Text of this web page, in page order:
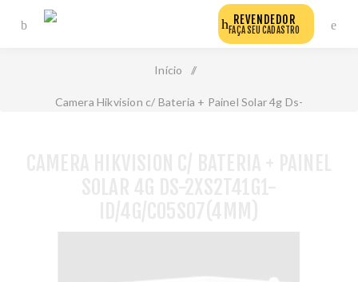
REVENDEDOR
FAÇA SEU CADASTRO
Início /
Camera Hikvision c/ Bateria + Painel Solar 4g Ds-